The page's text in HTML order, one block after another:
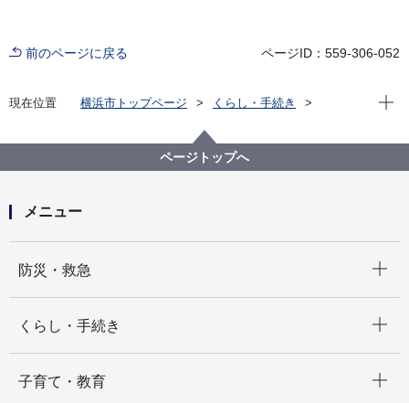
前のページに戻る ページID：559-306-052
現在位置 横浜市トップページ
くらし・手続き
横浜市都市美対策審議会
横浜市都市美対策審議会 政策検討部会の議事録
第32回横浜市都市美対策審議会政策検討部会議事録
現在
ページトップへ
メニュー
防災・救急
くらし・手続き
子育て・教育